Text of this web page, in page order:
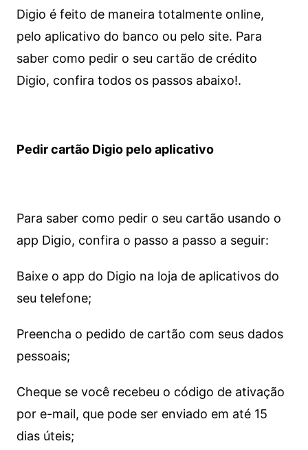
Digio é feito de maneira totalmente online,
pelo aplicativo do banco ou pelo site. Para
saber como pedir o seu cartão de crédito
Digio, confira todos os passos abaixo!.
Pedir cartão Digio pelo aplicativo
Para saber como pedir o seu cartão usando o
app Digio, confira o passo a passo a seguir:
Baixe o app do Digio na loja de aplicativos do
seu telefone;
Preencha o pedido de cartão com seus dados
pessoais;
Cheque se você recebeu o código de ativação
por e-mail, que pode ser enviado em até 15
dias úteis;